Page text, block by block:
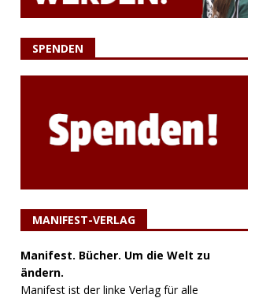
SPENDEN
MANIFEST-VERLAG
Manifest. Bücher. Um die Welt zu
ändern.
Manifest ist der linke Verlag für alle